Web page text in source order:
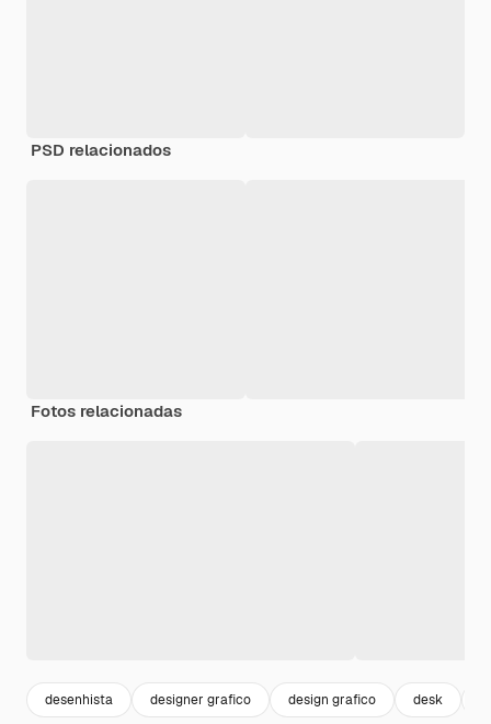
PSD relacionados
Fotos relacionadas
desenhista designer grafico design grafico desk